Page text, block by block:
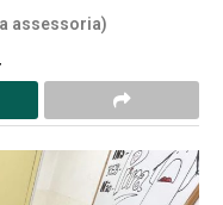
assessoria)